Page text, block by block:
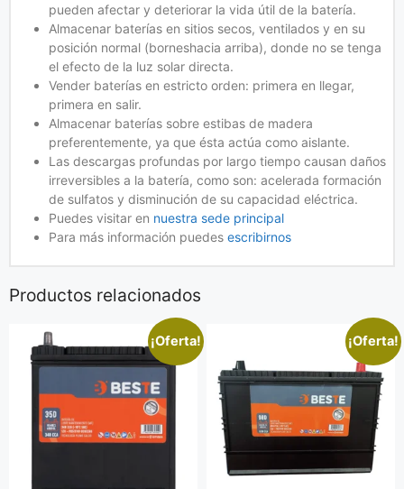
pueden afectar y deteriorar la vida útil de la batería.
Almacenar baterías en sitios secos, ventilados y en su
posición normal (borneshacia arriba), donde no se tenga
el efecto de la luz solar directa.
Vender baterías en estricto orden: primera en llegar,
primera en salir.
Almacenar baterías sobre estibas de madera
preferentemente, ya que ésta actúa como aislante.
Las descargas profundas por largo tiempo causan daños
irreversibles a la batería, como son: acelerada formación
de sulfatos y disminución de su capacidad eléctrica.
Puedes visitar en nuestra sede principal
Para más información puedes escribirnos
Productos relacionados
¡Oferta! ¡Oferta!